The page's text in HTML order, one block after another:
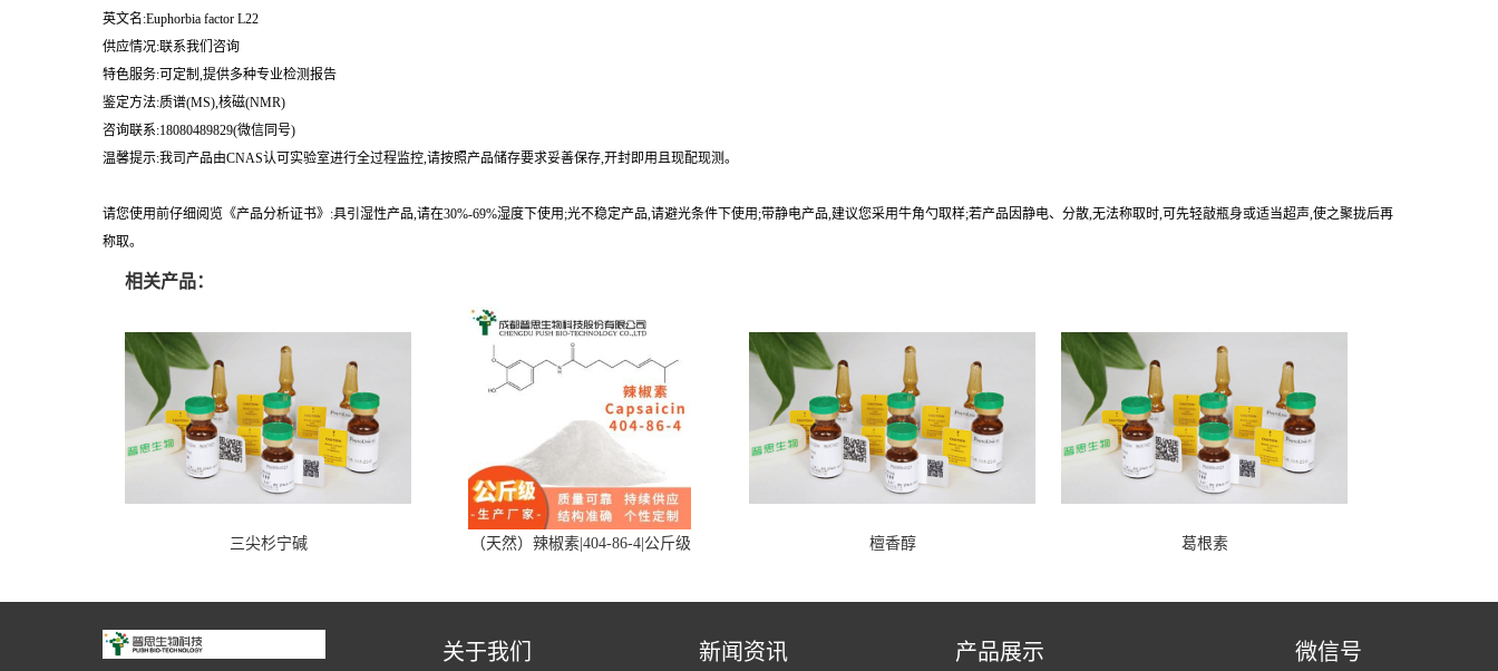
英文名:Euphorbia factor L22
供应情况:联系我们咨询
特色服务:可定制,提供多种专业检测报告
鉴定方法:质谱(MS),核磁(NMR)
咨询联系:18080489829(微信同号)
温馨提示:我司产品由CNAS认可实验室进行全过程监控,请按照产品储存要求妥善保存,开封即用且现配现测。
请您使用前仔细阅览《产品分析证书》:具引湿性产品,请在30%-69%湿度下使用;光不稳定产品,请避光条件下使用;带静电产品,建议您采用牛角勺取样;若产品因静电、分散,无法称取时,可先轻敲瓶身或适当超声,使之聚拢后再
称取。
相关产品：
三尖杉宁碱 （天然）辣椒素|404-86-4|公斤级 檀香醇 葛根素
关于我们 新闻资讯 产品展示 微信号